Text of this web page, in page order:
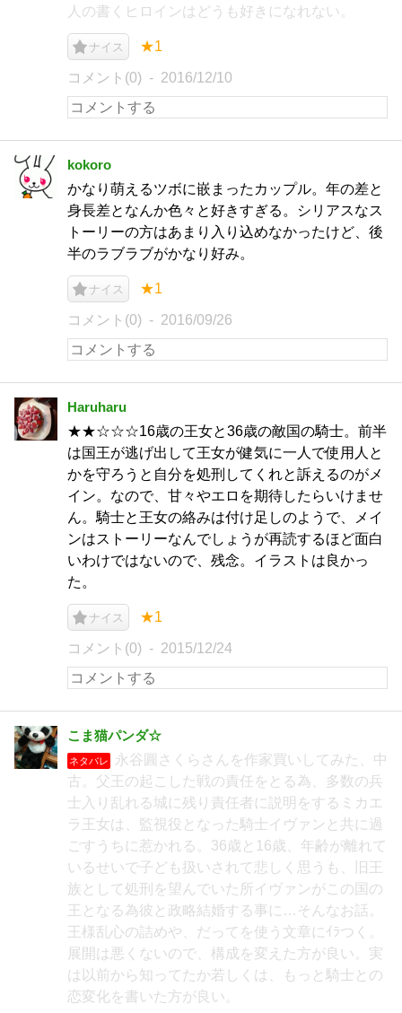
人の書くヒロインはどうも好きになれない。
ナイス ★1
コメント(0) 2016/12/10
kokoro
かなり萌えるツボに嵌まったカップル。年の差と
身長差となんか色々と好きすぎる。シリアスなス
トーリーの方はあまり入り込めなかったけど、後
半のラブラブがかなり好み。
ナイス ★1
コメント(0) 2016/09/26
Haruharu
★★☆☆☆16歳の王女と36歳の敵国の騎士。前半
は国王が逃げ出して王女が健気に一人で使用人と
かを守ろうと自分を処刑してくれと訴えるのがメ
イン。なので、甘々やエロを期待したらいけませ
ん。騎士と王女の絡みは付け足しのようで、メイ
ンはストーリーなんでしょうが再読するほど面白
いわけではないので、残念。イラストは良かっ
た。
ナイス ★1
コメント(0) 2015/12/24
こま猫パンダ☆
ネタバレ
永谷圓さくらさんを作家買いしてみた、中
古。父王の起こした戦の責任をとる為、多数の兵
士入り乱れる城に残り責任者に説明をするミカエ
ラ王女は、監視役となった騎士イヴァンと共に過
ごすうちに惹かれる。36歳と16歳、年齢が離れて
いるせいで子ども扱いされて悲しく思うも、旧王
族として処刑を望んでいた所イヴァンがこの国の
王となる為彼と政略結婚する事に…そんなお話。
王様乱心の詰めや、だってを使う文章にｲﾗつく。
展開は悪くないので、構成を変えた方が良い。実
は以前から知ってたか若しくは、もっと騎士との
恋変化を書いた方が良い。